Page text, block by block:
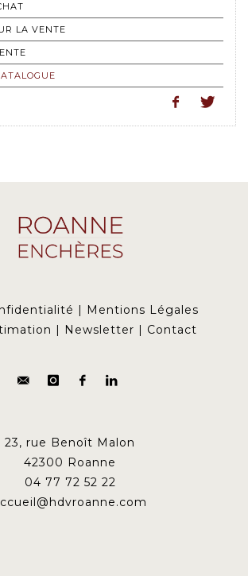
LA VENTE
Mentions Légales
Newsletter Contact
23, rue Benoît Malon
42300 Roanne
04 77 72 52 22